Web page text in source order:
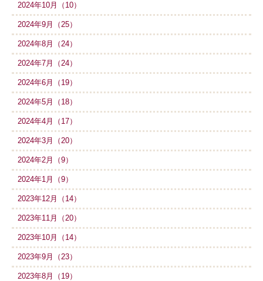
2024年10月（10）
2024年9月（25）
2024年8月（24）
2024年7月（24）
2024年6月（19）
2024年5月（18）
2024年4月（17）
2024年3月（20）
2024年2月（9）
2024年1月（9）
2023年12月（14）
2023年11月（20）
2023年10月（14）
2023年9月（23）
2023年8月（19）